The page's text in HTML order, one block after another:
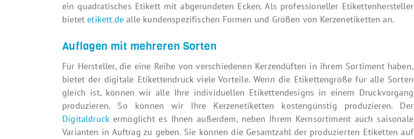
ein quadratisches Etikett mit abgerundeten Ecken. Als professioneller Etikettenhersteller
bietetetikett.de alle kundenspezifischen Formen und Größen von Kerzenetiketten an.
Auflagen mit mehreren Sorten
Für Hersteller, die eine Reihe von verschiedenen Kerzendüften in ihrem Sortiment haben,
bietet der digitale Etikettendruck viele Vorteile. Wenn die Etikettengröße für alle Sorten
gleich ist, können wir alle Ihre individuellen Etikettendesigns in einem Druckvorgang
produzieren. So können wir Ihre Kerzenetiketten kostengünstig produzieren. Der
Digitaldruckermöglicht es Ihnen außerdem, neben Ihrem Kernsortiment auch saisonale
Varianten in Auftrag zu geben. Sie können die Gesamtzahl der produzierten Etiketten auf